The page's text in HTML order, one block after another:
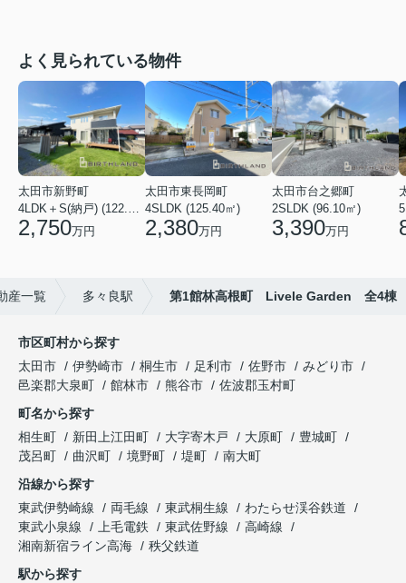
よく見られている物件
太田市新野町
4LDK＋S(納戸) (122.55㎡)
2,750万円
太田市東長岡町
4SLDK (125.40㎡)
2,380万円
太田市台之郷町
2SLDK (96.10㎡)
3,390万円
産一覧 多々良駅 第1館林高根町 Livele Garden 全4棟
市区町村から探す
太田市
伊勢崎市 桐生市 足利市 佐野市
みどり市
邑楽郡大泉町
館林市 熊谷市
佐波郡玉村町
町名から探す
相生町
新田上江田町 大字寄木戸 大原町
豊城町
茂呂町
曲沢町 境野町 堤町
南大町
沿線から探す
東武伊勢崎線
両毛線 東武桐生線
わたらせ渓谷鉄道
東武小泉線
上毛電鉄 東武佐野線
高崎線
湘南新宿ライン高海
秩父鉄道
駅から探す